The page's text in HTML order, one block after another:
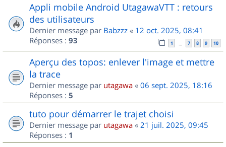
Appli mobile Android UtagawaVTT : retours
des utilisateurs
Dernier message par Babzzz « 12 oct. 2025, 08:41
Réponses : 93 1 … 7 8 9 10
Aperçu des topos: enlever l'image et mettre
la trace
Dernier message par utagawa « 06 sept. 2025, 18:16
Réponses : 5
tuto pour démarrer le trajet choisi
Dernier message par utagawa « 21 juil. 2025, 09:45
Réponses : 1